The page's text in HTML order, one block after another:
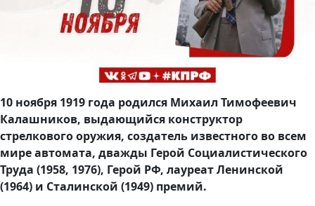
10 ноября 1919 года родился Михаил Тимофеевич
Калашников, выдающийся конструктор
стрелкового оружия, создатель известного во всем
мире автомата, дважды Герой Социалистического
Труда (1958, 1976), Герой РФ, лауреат Ленинской
(1964) и Сталинской (1949) премий.